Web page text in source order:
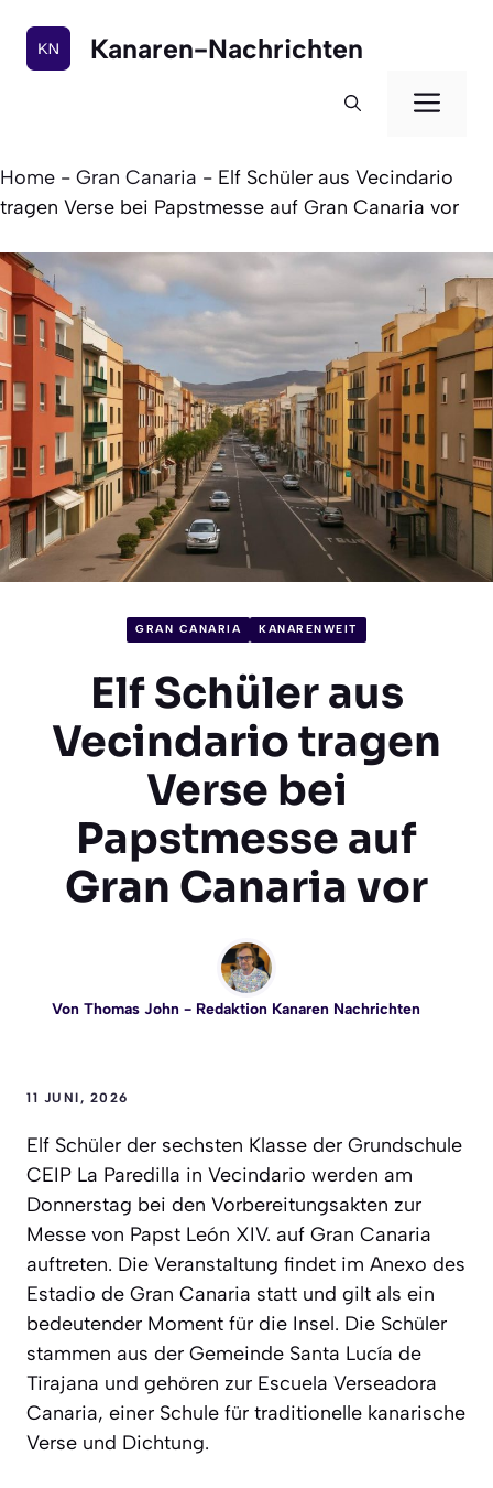
Inhalt
springen
Kanaren-Nachrichten
Home - Gran Canaria - Elf Schüler aus Vecindario
tragen Verse bei Papstmesse auf Gran Canaria vor
GRAN CANARIA KANARENWEIT
Elf Schüler aus
Vecindario tragen
Verse bei
Papstmesse auf
Gran Canaria vor
Von Thomas John- Redaktion Kanaren Nachrichten
11 JUNI, 2026
Elf Schüler der sechsten Klasse der Grundschule
CEIP La Paredilla in Vecindario werden am
Donnerstag bei den Vorbereitungsakten zur
Messe von Papst León XIV. auf Gran Canaria
auftreten. Die Veranstaltung findet im Anexo des
Estadio de Gran Canaria statt und gilt als ein
bedeutender Moment für die Insel. Die Schüler
stammen aus der Gemeinde Santa Lucía de
Tirajana und gehören zur Escuela Verseadora
Canaria, einer Schule für traditionelle kanarische
Verse und Dichtung.